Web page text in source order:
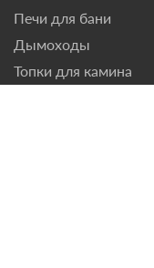
Печи для бани
Дымоходы
Топки для камина